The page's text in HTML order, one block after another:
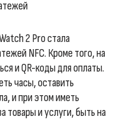
2 Pro стала
NFC. Кроме того, на
и QR-коды для оплаты.
часы, оставить
и при этом иметь
товары и услуги, быть на